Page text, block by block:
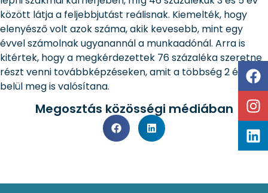
között látja a feljebbjutást reálisnak. Kiemelték, hogy
elenyésző volt azok száma, akik kevesebb, mint egy
évvel számolnak ugyanannál a munkaadónál. Arra is
kitértek, hogy a megkérdezettek 76 százaléka szeretne
részt venni továbbképzéseken, amit a többség 2 éven
belül meg is valósítana.
Megosztás közösségi médiában